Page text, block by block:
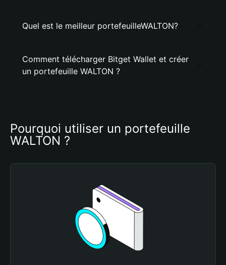
Quel est le meilleur portefeuilleWALTON?
Comment télécharger Bitget Wallet et créer
un portefeuille WALTON ?
Pourquoi utiliser un portefeuille
WALTON ?